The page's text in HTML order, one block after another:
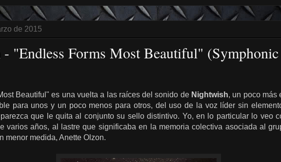
de 2015
"Endless Forms Most Beautiful" (Symphonic
Beautiful" es una vuelta a las raíces del sonido de Nightwish, un poco más
para unos y un poco menos para otros, del uso de la voz líder sin
que le quita al conjunto su sello distintivo. Yo, en lo particular lo veo
varios años, al lastre que significaba en la memoria colectiva asociada al
menor medida, Anette Olzon.